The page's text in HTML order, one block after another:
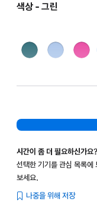
색상 - 그린
다크
블루 핑크
시간이 좀 더 필요하신가요?
선택한 기기를 관심 목록에
보세요.
나중을 위해 저장